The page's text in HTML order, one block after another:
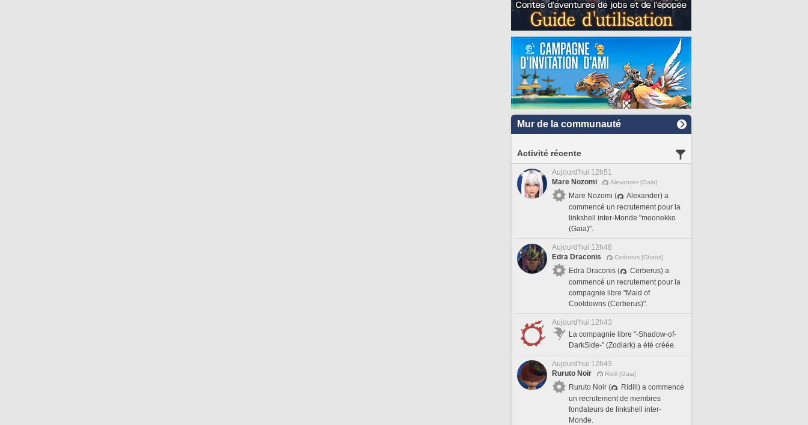
Mur de la communauté
Activité récente
Aujourd'hui 12h51
Mare Nozomi
Alexander [Gaia]
Mare Nozomi (
Alexander) a
commencé un recrutement pour la
linkshell inter-Monde "moonekko
(Gaia)".
Aujourd'hui 12h48
Edra Draconis
Cerberus [Chaos]
Edra Draconis (
Cerberus) a
commencé un recrutement pour la
compagnie libre "Maid of
Cooldowns (Cerberus)".
Aujourd'hui 12h43
La compagnie libre "-Shadow-of-
DarkSide-" (Zodiark) a été créée.
Aujourd'hui 12h43
Ruruto Noir
Ridill [Gaia]
Ruruto Noir (
Ridill) a commencé
un recrutement de membres
fondateurs de linkshell inter-
Monde.